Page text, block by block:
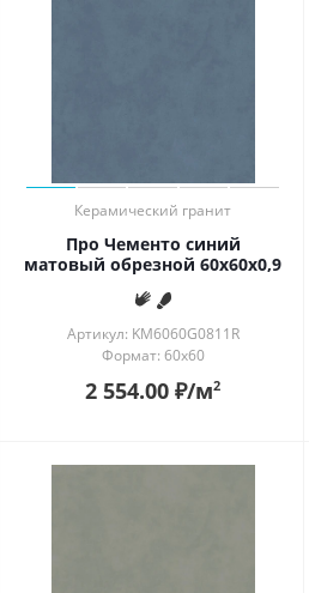
Керамический гранит
Про Чементо синий
матовый обрезной 60x60x0,9
Артикул: KM6060G0811R
Формат: 60x60
2 554.00 ₽/м2